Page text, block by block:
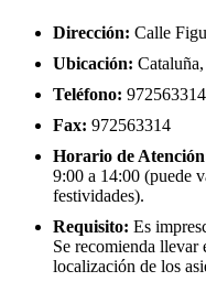
Dirección: Calle
Ubicación:
Teléfono: 972563314
Fax: 972563314
Horario de
9:00 a 14:00 (puede
festividades).
Requisito: Es
Se recomienda
localización de los